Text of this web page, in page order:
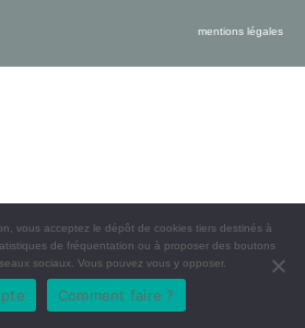
mentions légales
vous acceptez le dépôt de cookies tiers destinés à
de fréquentation ou à proposer des boutons
sociaux. Vous pouvez vous y opposer.
Comment faire ?